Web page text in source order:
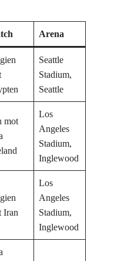
Arena
Seattle
Stadium,
Seattle
mot
Los
Angeles
Stadium,
Inglewood
Iran
Los
Angeles
Stadium,
Inglewood